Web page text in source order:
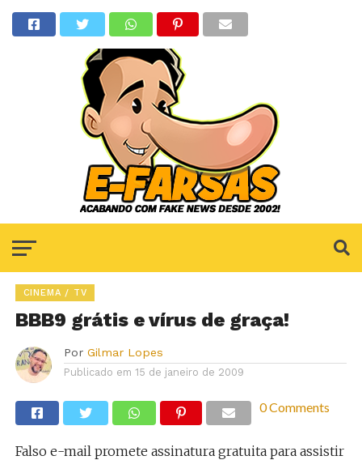
CINEMA / TV
BBB9 grátis e vírus de graça!
Por Gilmar Lopes
Publicado em 15 de janeiro de 2009
0 Comments
Falso e-mail promete assinatura gratuita para assistir